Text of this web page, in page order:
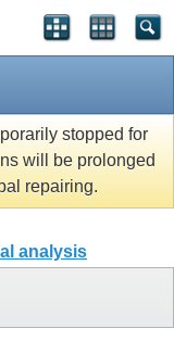
stopped for
will be prolonged
repairing.
analysis